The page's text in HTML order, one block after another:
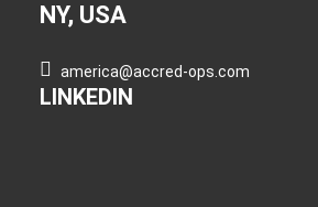
NY, USA
america@accred-ops.com
LINKEDIN